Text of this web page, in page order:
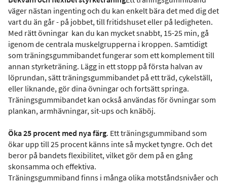
väger nästan ingenting och du kan enkelt bära det med dig det
vart du än går - på jobbet, till fritidshuset eller på ledigheten.
Med rätt övningar kan du kan mycket snabbt, 15-25 min, gå
igenom de centrala muskelgrupperna i kroppen. Samtidigt
som träningsgummibandet fungerar som ett komplement till
annan styrketräning. Lägg in ett stopp på första halvan av
löprundan, sätt träningsgummibandet på ett träd, cykelställ,
eller liknande, gör dina övningar och fortsätt springa.
Träningsgummibandet kan också användas för övningar som
plankan, armhävningar, sit-ups och knäböj.
Öka 25 procent med nya färg. Ett träningsgummiband som
ökar upp till 25 procent känns inte så mycket tyngre. Och det
beror på bandets flexibilitet, vilket gör dem på en gång
skonsamma och effektiva.
Träningsgummiband finns i många olika motståndsnivåer och